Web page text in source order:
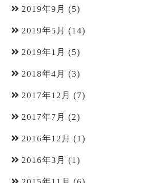
2019年9月 (5)
2019年5月 (14)
2019年1月 (5)
2018年4月 (3)
2017年12月 (7)
2017年7月 (2)
2016年12月 (1)
2016年3月 (1)